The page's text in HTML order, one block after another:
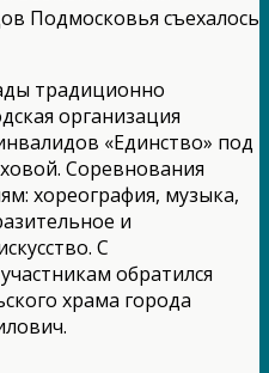
Подмосковья съехалось
традиционно
организация
«Единство» под
Соревнования
хореография, музыка,
и
С
обратился
храма города